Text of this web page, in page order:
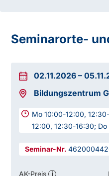
Seminarorte-
02.11.2026 –
Bildungszentrum
Mo 10:00-12:00,
12:00, 12:30-16:30;
AK-Preis i